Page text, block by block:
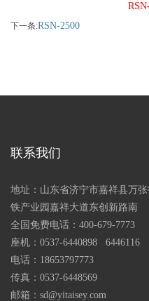
下一条:RSN-2500
联系我们
地址：山东省济宁市嘉祥县万
铁产业园嘉祥大道东创新路南
全国免费电话：400-679-7773
座机：0537-6440898 6446116
电话：18653797773
传真：0537-6448569
邮箱：sd@yitaisey.com